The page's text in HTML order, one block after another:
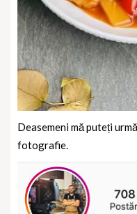
Deasemeni mă puteți
fotografie.